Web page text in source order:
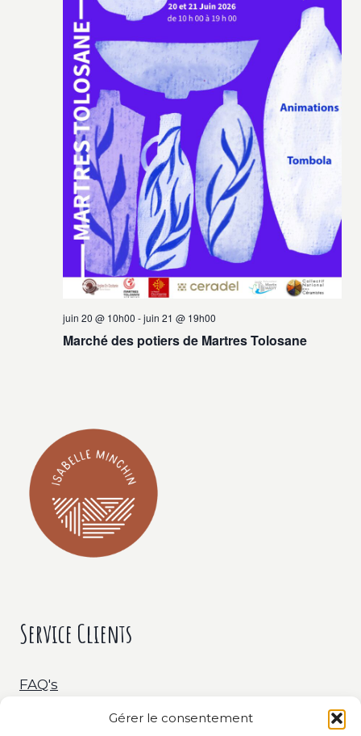
Gérer le consentement
vues
juin 20 @ 10h00 -juin 21 @ 19h00
Marché des potiers de Martres Tolosane
Service Clients
FAQ's